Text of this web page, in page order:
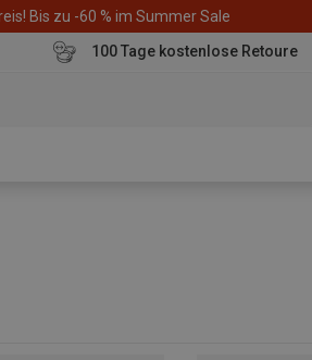
Bis zu -60 % im Summer Sale
100 Tage kostenlose Retoure